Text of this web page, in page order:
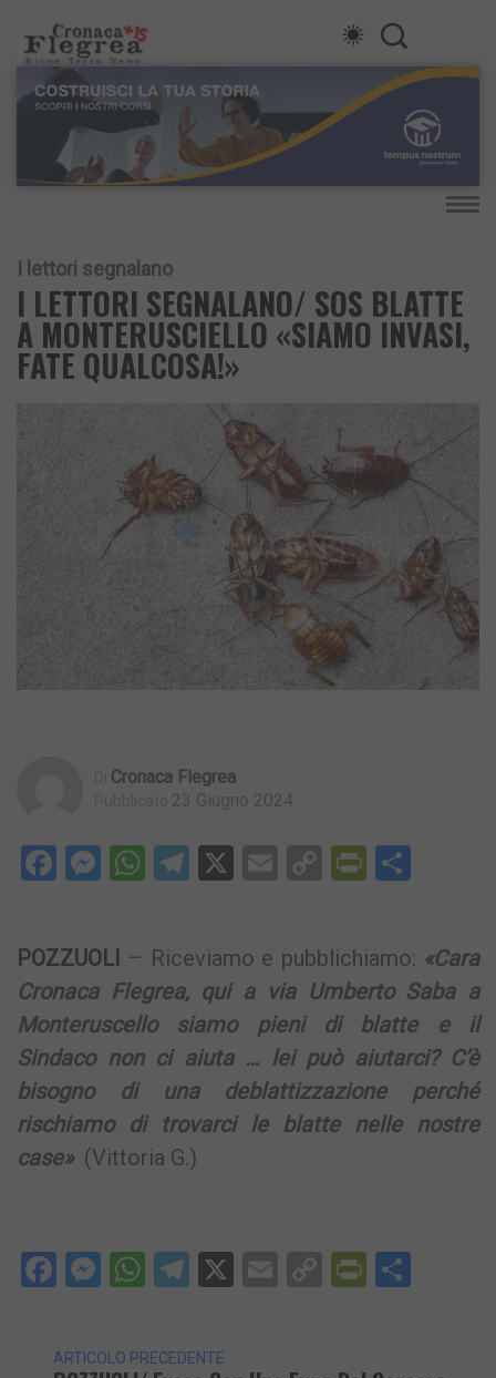
I lettori segnalano
I LETTORI SEGNALANO/ SOS BLATTE
A MONTERUSCIELLO «SIAMO INVASI,
FATE QUALCOSA!»
Cronaca Flegrea
23 Giugno 2024
Facebook
Messenger
WhatsApp
Telegram
X EmailCopy
POZZUOLI – Riceviamo e pubblichiamo: «Cara
Cronaca Flegrea, qui a via Umberto Saba a
Monteruscello siamo pieni di blatte e il
Sindaco non ci aiuta … lei può aiutarci? C’è
bisogno di una deblattizzazione perché
rischiamo di trovarci le blatte nelle nostre
case»(Vittoria G.)
Facebook
Messenger
WhatsApp
Telegram
X EmailCopy
ARTICOLO PRECEDENTE